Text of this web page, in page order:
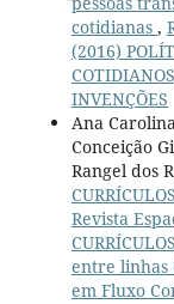
cotidianas ,
(2016)
INVENÇÕES
Ana
Conceição
Rangel dos
Revista
entre linhas
em Fluxo